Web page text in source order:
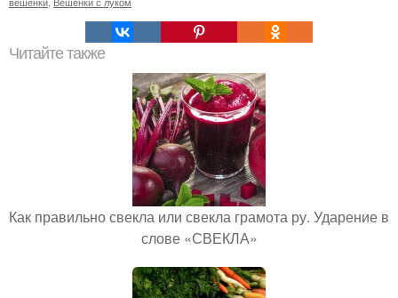
Читайте также
Как правильно свекла или свекла грамота ру. Ударение в
слове «СВЕКЛА»